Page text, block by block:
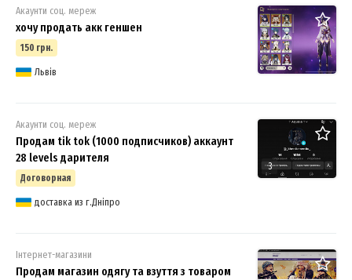
4
Акаунти соц. мереж
хочу продать акк геншен
150 грн.
Львів
3
Акаунти соц. мереж
Продам tik tok (1000 подписчиков) аккаунт
28 levels дарителя
Договорная
доставка из г.Дніпро
Інтернет-магазини
Продам магазин одягу та взуття з товаром